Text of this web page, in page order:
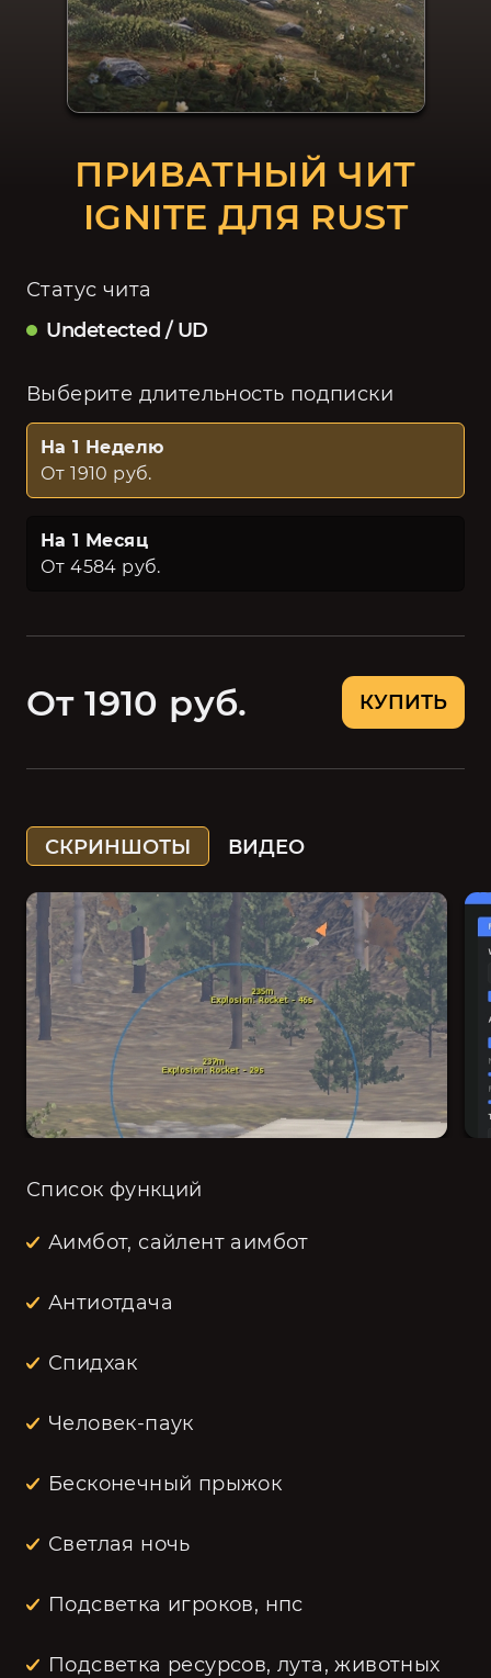
ПРИВАТНЫЙ ЧИТ
IGNITE ДЛЯ RUST
Статус чита
Undetected / UD
Выберите длительность подписки
На 1 Неделю
От 1910 руб.
На 1 Месяц
От 4584 руб.
КУПИТЬ
От 1910 руб.
Список функций
Аимбот, сайлент аимбот
Антиотдача
Спидхак
Человек-паук
Бесконечный прыжок
Светлая ночь
Подсветка игроков, нпс
Подсветка ресурсов, лута, животных
СКРИНШОТЫ ВИДЕО